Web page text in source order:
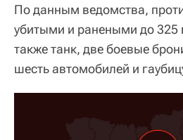
По данным ведомства,
убитыми и ранеными до 325
также танк, две боевые
шесть автомобилей и